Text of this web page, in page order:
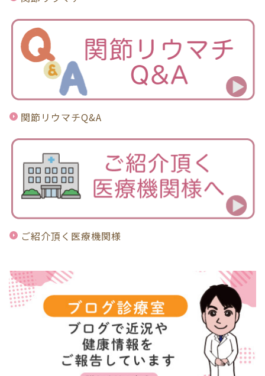
関節リウマチQ&A
ご紹介頂く医療機関様